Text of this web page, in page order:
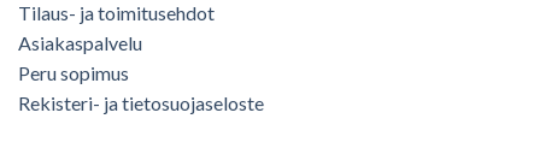
Tilaus- ja toimitusehdot
Asiakaspalvelu
Peru sopimus
Rekisteri- ja tietosuojaseloste